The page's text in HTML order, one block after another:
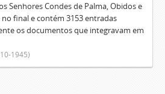
Senhores Condes de Palma, Obidos e
final e contém 3153 entradas
os documentos que integravam em
1945)